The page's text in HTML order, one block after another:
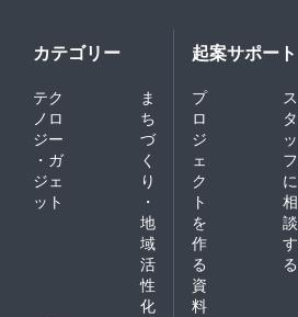
た。 １つ目は地域イ
ベントアワードで最優
住友生命が行っている
YOUNG JAPAN
ACTIONで奨励賞を受
ローカリスト時代の紙
面に取り上げていただ
きました 本当にあり
がとうございました！
の豊かな感性と発想、
行動力を活かし「まち
づくり」を考えるネッ
トワークです。15年度
は年に２回のイベント
（青梅宿・まち活動大
交流会）と月１回集ま
りを開催しています。
イベントを通して、若
者のネットワークをつ
カテゴリー
テク
ノロ
ジー
・ガ
ジェ
ット
ま
ち
づ
く
り
・
地
域
活
性
化
起案サポート
プ
ロ
ジ
ェ
ク
ト
を
作
る
ス
タ
ッ
フ
に
相
談
す
る
資
料